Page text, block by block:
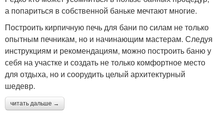
а попариться в собственной баньке мечтают многие.
Построить кирпичную печь для бани по силам не только
опытным печникам, но и начинающим мастерам. Следуя
инструкциям и рекомендациям, можно построить баню у
себя на участке и создать не только комфортное место
для отдыха, но и соорудить целый архитектурный
шедевр.
читать дальше →